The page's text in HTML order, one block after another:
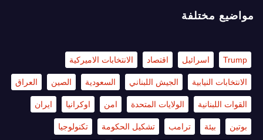
مواضيع مختلفة
Trump اسرائيل اقتصاد الانتخابات الاميركية
الانتخابات النيابية الجيش اللبناني السعودية الصين العراق
القوات اللبنانية الولايات المتحدة امن اوكرانيا ايران
بوتين بيئة ترامب تشكيل الحكومة تكنولوجيا